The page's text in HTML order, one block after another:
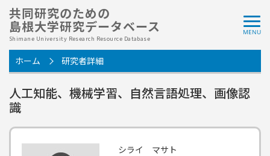
共同研究のための
島根大学研究データベース
Shimane University Research Resource Database
ホーム 研究者詳細
人工知能、機械学習、自然言語処理、画像認
識
シライ マサト